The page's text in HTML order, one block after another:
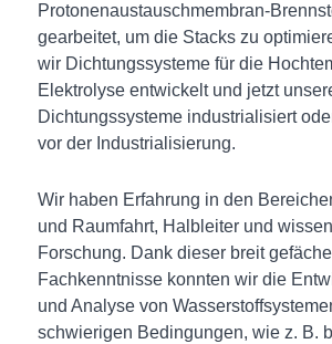
Protonenaustauschmembran-
gearbeitet, um die Stacks zu
wir Dichtungssysteme für die
Elektrolyse entwickelt und jetzt
Dichtungssysteme industrialisiert
vor der Industrialisierung.
Wir haben Erfahrung in den
und Raumfahrt, Halbleiter und
Forschung. Dank dieser breit
Fachkenntnisse konnten wir die
und Analyse von
schwierigen Bedingungen, wie z. B.